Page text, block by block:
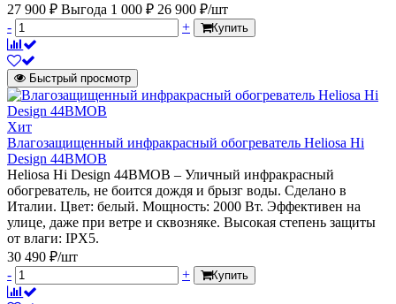
27 900 ₽ Выгода 1 000 ₽ 26 900 ₽/шт
-
+ Купить
Быстрый просмотр
Хит
Влагозащищенный инфракрасный обогреватель Heliosa Hi
Design 44BMOB
Heliosa Hi Design 44BMOB – Уличный инфракрасный
обогреватель, не боится дождя и брызг воды. Сделано в
Италии. Цвет: белый. Мощность: 2000 Вт. Эффективен на
улице, даже при ветре и сквозняке. Высокая степень защиты
от влаги: IPX5.
30 490 ₽/шт
-
+ Купить